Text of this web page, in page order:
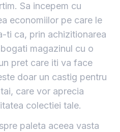
Sa incepem cu
economiilor pe care le
ti ca, prin achizitionarea
magazinul cu o
pret care iti va face
doar un castig pentru
care vor aprecia
colectiei tale.
paleta aceea vasta